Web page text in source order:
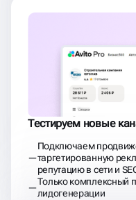
Тестируем новые
Подключаем
таргетированную
репутацию в сети и
Только комплексный
лидогенерации